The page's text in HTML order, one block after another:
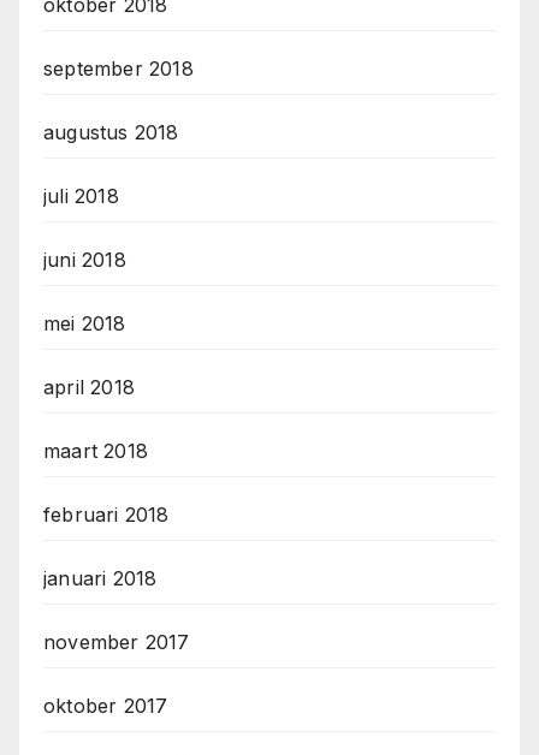
september 2018
augustus 2018
juli 2018
juni 2018
mei 2018
april 2018
maart 2018
februari 2018
januari 2018
november 2017
oktober 2017